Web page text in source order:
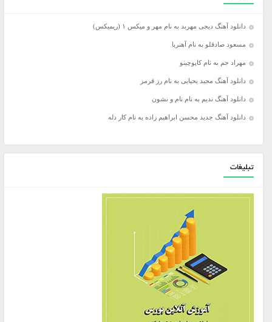
دانلود آهنگ دیجی مهربد به نام مهر و میکس ۱ (ریمیکس)
مسعود صادقلو به نام آهنربا
مهراد جم به نام کاپوچینو
دانلود آهنگ مجید یحیایی به نام رز قرمز
دانلود آهنگ ندیم به نام نام و نشون
دانلود آهنگ جدید محسن ابراهیم زاده به نام کار دله
تبلیغات